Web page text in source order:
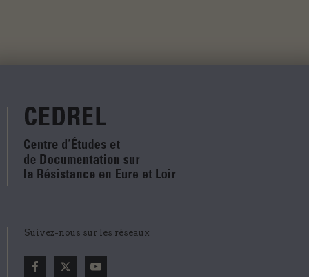
Suivez-nous sur les réseaux